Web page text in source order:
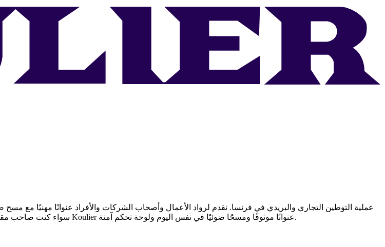
وتلتزم بمتطلبات AML/CFT. سواء كنت صاحب مقاولة فردية أو شركة تجارية أو فردًا في مرحلة انتقالية، توفر لك Koulier عنوانًا موثوقًا ومسحًا ضوئيًا في نفس اليوم ولوحة تحكم آمنة.